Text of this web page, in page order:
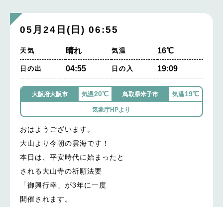
05月24日(日) 06:55
天気 晴れ 気温 16℃
日の出 04:55 日の入 19:09
大阪府大阪市 気温20℃ 鳥取県米子市 気温19℃
気象庁HPより
おはようございます。
大山より今朝の雲海です！
本日は、平安時代に始まったと
される大山寺の祈願法要
「御興行幸」が3年に一度
開催されます。